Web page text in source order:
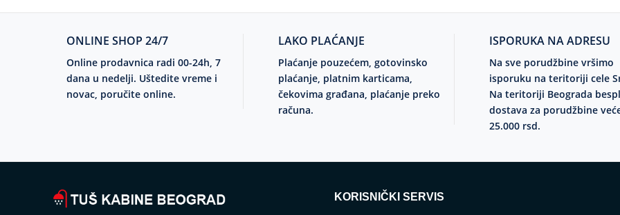
ONLINE SHOP 24/7
Online prodavnica radi 00-24h, 7
dana u nedelji. Uštedite vreme i
novac, poručite online.
LAKO PLAĆANJE
Plaćanje pouzećem, gotovinsko
plaćanje, platnim karticama,
čekovima građana, plaćanje preko
računa.
ISPORUKA NA ADRESU
Na sve porudžbine vršimo
isporuku na teritoriji cele
Na teritoriji Beograda
dostava za porudžbine
25.000 rsd.
KORISNIČKI SERVIS